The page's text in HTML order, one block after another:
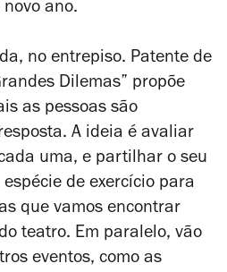
ano.
no entrepiso. Patente de
Dilemas” propõe
as pessoas são
A ideia é avaliar
uma, e partilhar o seu
de exercício para
que vamos encontrar
teatro. Em paralelo, vão
eventos, como as